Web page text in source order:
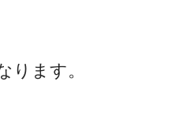
ります。